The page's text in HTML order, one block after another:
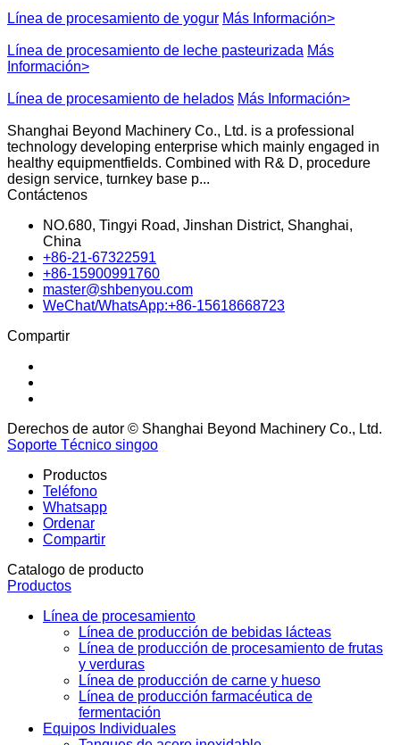
Línea de procesamiento de yogur Más Información>
Línea de procesamiento de leche pasteurizada Más
Información>
Línea de procesamiento de helados Más Información>
Shanghai Beyond Machinery Co., Ltd. is a professional
technology developing enterprise which mainly engaged in
healthy equipmentfields. Combined with R& D, procedure
design service, turnkey base p...
Contáctenos
NO.680, Tingyi Road, Jinshan District, Shanghai,
China
+86-21-67322591
+86-15900991760
master@shbenyou.com
WeChat/WhatsApp:+86-15618668723
Compartir
Derechos de autor © Shanghai Beyond Machinery Co., Ltd.
Soporte Técnico singoo
Productos
Teléfono
Whatsapp
Ordenar
Compartir
Catalogo de producto
Productos
Línea de procesamiento
Línea de producción de bebidas lácteas
Línea de producción de procesamiento de frutas
y verduras
Línea de producción de carne y hueso
Línea de producción farmacéutica de
fermentación
Equipos Individuales